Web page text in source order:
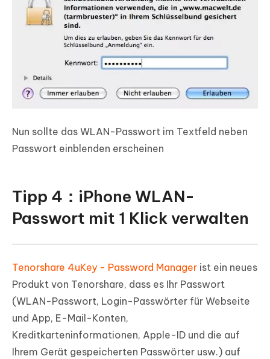
Nun sollte das WLAN-Passwort im Textfeld neben
Passwort einblenden erscheinen
Tipp 4：iPhone WLAN-
Passwort mit 1 Klick verwalten
Tenorshare 4uKey - Password Manager ist ein neues
Produkt von Tenorshare, dass es Ihr Passwort
(WLAN-Passwort, Login-Passwörter für Webseite
und App, E-Mail-Konten,
Kreditkarteninformationen, Apple-ID und die auf
Ihrem Gerät gespeicherten Passwörter usw.) auf